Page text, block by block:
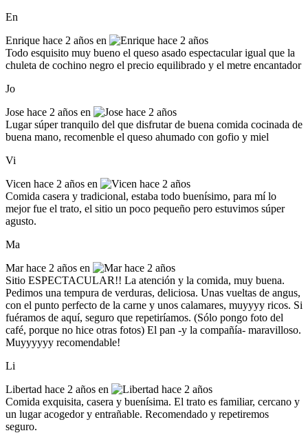
En
Enrique hace 2 años en
Todo esquisito muy bueno el queso asado espectacular igual que la
chuleta de cochino negro el precio equilibrado y el metre encantador
Jo
Jose hace 2 años en
Lugar súper tranquilo del que disfrutar de buena comida cocinada de
buena mano, recomenble el queso ahumado con gofio y miel
Vi
Vicen hace 2 años en
Comida casera y tradicional, estaba todo buenísimo, para mí lo
mejor fue el trato, el sitio un poco pequeño pero estuvimos súper
agusto.
Ma
Mar hace 2 años en
Sitio ESPECTACULAR!! La atención y la comida, muy buena.
Pedimos una tempura de verduras, deliciosa. Unas vueltas de angus,
con el punto perfecto de la carne y unos calamares, muyyyy ricos. Si
fuéramos de aquí, seguro que repetiríamos. (Sólo pongo foto del
café, porque no hice otras fotos) El pan -y la compañía- maravilloso.
Muyyyyyy recomendable!
Li
Libertad hace 2 años en
Comida exquisita, casera y buenísima. El trato es familiar, cercano y
un lugar acogedor y entrañable. Recomendado y repetiremos
seguro.